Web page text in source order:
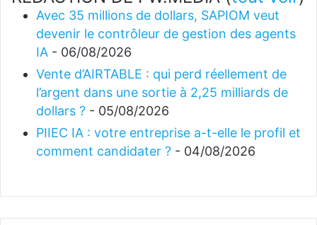
Avec 35 millions de dollars, SAPIOM veut
devenir le contrôleur de gestion des agents
IA - 06/08/2026
Vente d’AIRTABLE : qui perd réellement de
l’argent dans une sortie à 2,25 milliards de
dollars ? - 05/08/2026
PIIEC IA : votre entreprise a-t-elle le profil et
comment candidater ? - 04/08/2026